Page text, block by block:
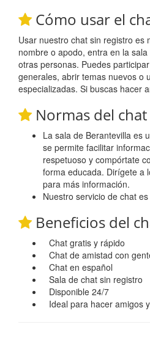
Cómo usar el
Usar nuestro chat sin registro es
nombre o apodo, entra en la
otras personas. Puedes
generales, abrir temas nuevos o
especializadas. Si buscas hacer
Normas del chat
La sala de Berantevilla es
se permite facilitar
respetuoso y compórtate
forma educada. Dirígete a
para más información.
Nuestro servicio de chat
Beneficios del
Chat gratis y rápido
Chat de amistad con
Chat en español
Sala de chat sin registro
Disponible 24/7
Ideal para hacer amigos